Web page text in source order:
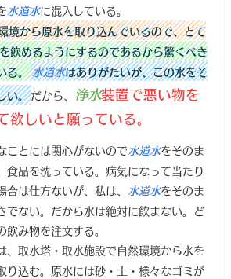
水道水に混入している。
境から原水を取り込んでいるので、とて
飲めるようにするのであるから驚くべき
る。 水道水はありがたいが、この水をそ
い。だから、 浄水装置で悪い物を
欲しいと願っている。
ことには関心がないので水道水をそのま
食品を洗っている。病気になって当たり
は仕方ないが、私は、 水道水をそのま
でない。だから水は絶対に飲まない。ど
み物を注文する。
、取水塔・取水施設で自然環境から水を
り込む。原水には砂・土・様々なゴミが